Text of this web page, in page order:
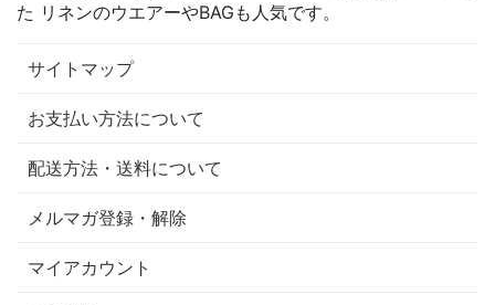
た リネンのウエアーやBAGも人気です。
サイトマップ
お支払い方法について
配送方法・送料について
メルマガ登録・解除
マイアカウント